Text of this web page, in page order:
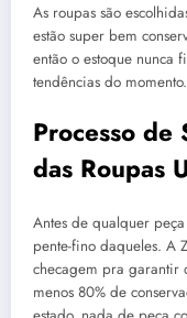
As roupas são
estão super bem
então o estoque nunca
tendências do momento.
Processo de
das Roupas
Antes de qualquer
pente-fino daqueles. A
checagem pra garantir
menos 80% de